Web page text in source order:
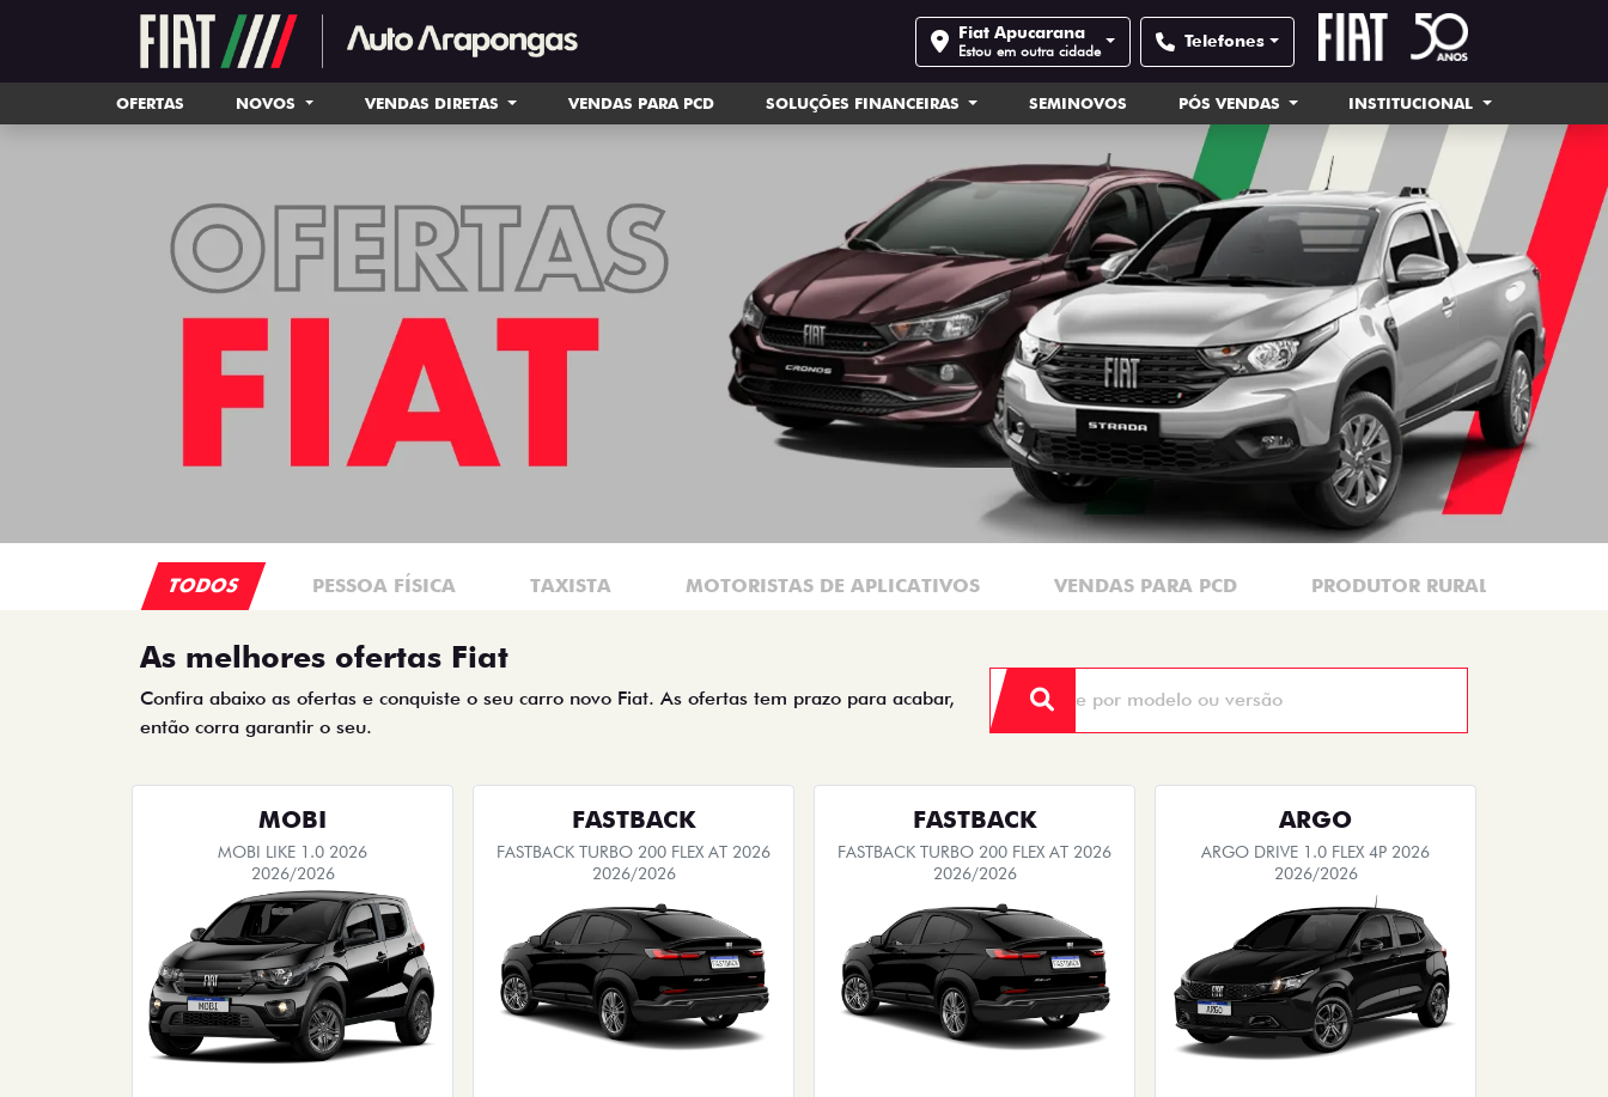
Fiat Apucarana
Estou em outra cidade Telefones
OFERTAS NOVOS VENDAS DIRETAS VENDAS PARA PCD SOLUÇÕES FINANCEIRAS SEMINOVOS PÓS VENDAS INSTITUCIONAL
TODOS PESSOA FÍSICA TAXISTA MOTORISTAS DE APLICATIVOS VENDAS PARA PCD PRODUTOR RURAL
As melhores ofertas Fiat
Confira abaixo as ofertas e conquiste o seu carro novo Fiat. As ofertas tem prazo para acabar,
então corra garantir o seu.
MOBI
MOBI LIKE 1.0 2026
2026/2026
FASTBACK
FASTBACK TURBO 200 FLEX AT 2026
2026/2026
FASTBACK
FASTBACK TURBO 200 FLEX AT 2026
2026/2026
ARGO
ARGO DRIVE 1.0 FLEX 4P 2026
2026/2026